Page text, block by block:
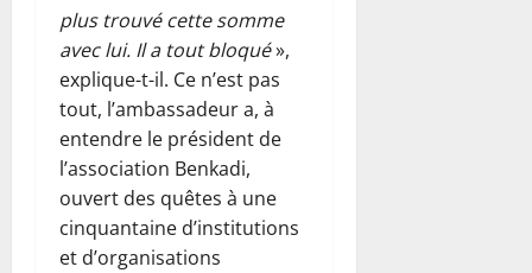
plus trouvé cette somme
avec lui. Il a tout bloqué»,
explique-t-il. Ce n’est pas
tout, l’ambassadeur a, à
entendre le président de
l’association Benkadi,
ouvert des quêtes à une
cinquantaine d’institutions
et d’organisations